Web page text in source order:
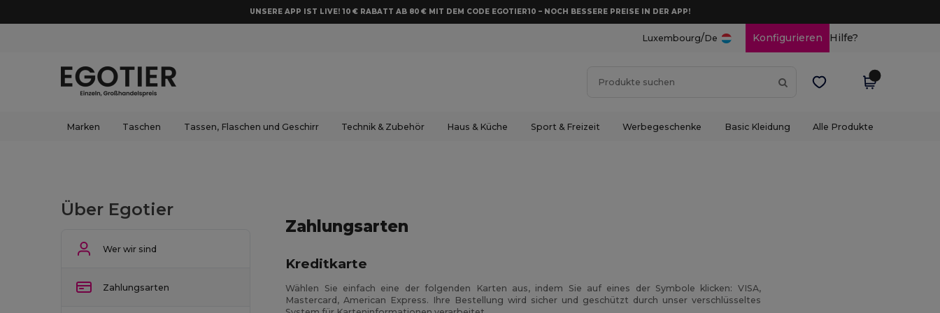
UNSERE APP IST LIVE! 10 € RABATT AB 80 € MIT DEM CODE EGOTIER10 – NOCH BESSERE PREISE IN DER APP!
Luxembourg/De Konfigurieren Hilfe?
Marken Taschen Tassen, Flaschen und Geschirr Technik & Zubehör Haus & Küche Sport & Freizeit Werbegeschenke Basic Kleidung Alle Produkte
Über Egotier
Wer wir sind
Zahlungsarten
Zahlungsarten
Kreditkarte
Wählen Sie einfach eine der folgenden Karten aus, indem Sie auf eines der Symbole klicken: VISA,
Mastercard, American Express. Ihre Bestellung wird sicher und geschützt durch unser verschlüsseltes